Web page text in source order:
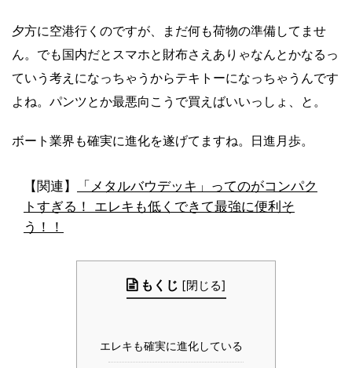
夕方に空港行くのですが、まだ何も荷物の準備してませ
ん。でも国内だとスマホと財布さえありゃなんとかなるっ
ていう考えになっちゃうからテキトーになっちゃうんです
よね。パンツとか最悪向こうで買えばいいっしょ、と。
ボート業界も確実に進化を遂げてますね。日進月歩。
【関連】
「メタルバウデッキ」ってのがコンパク
トすぎる！ エレキも低くできて最強に便利そ
う！！
もくじ [閉じる]
エレキも確実に進化している